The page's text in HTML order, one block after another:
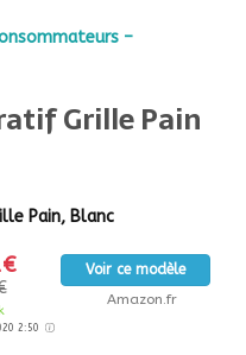
–
Grille Pain
Pain, Blanc
2:50
Voir ce modèle
Amazon.fr